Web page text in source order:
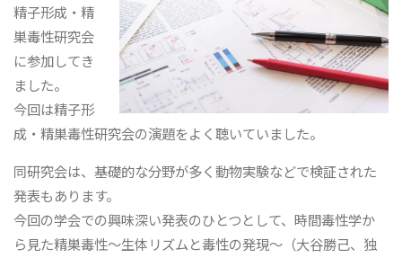
精子形成・精
巣毒性研究会
に参加してき
ました。
今回は精子形
成・精巣毒性研究会の演題をよく聴いていました。
同研究会は、基礎的な分野が多く動物実験などで検証された
発表もあります。
今回の学会での興味深い発表のひとつとして、時間毒性学か
ら見た精巣毒性～生体リズムと毒性の発現～（大谷勝己、独